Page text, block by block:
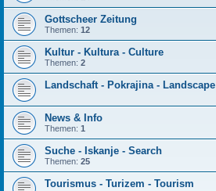
Gottscheer Zeitung
Themen: 12
Kultur - Kultura - Culture
Themen: 2
Landschaft - Pokrajina - Landscape
News & Info
Themen: 1
Suche - Iskanje - Search
Themen: 25
Tourismus - Turizem - Tourism